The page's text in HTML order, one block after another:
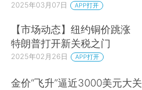
2025年03月07日 APP打开
【市场动态】纽约铜价跳涨
特朗普打开新关税之门
2025年02月26日 APP打开
金价“飞升”逼近3000美元大关